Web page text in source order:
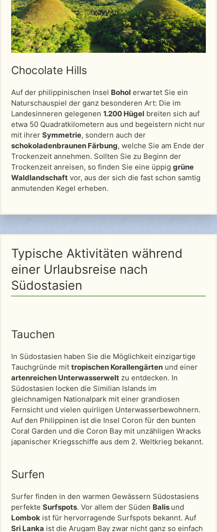
Chocolate Hills
Auf der philippinischen Insel Bohol erwartet Sie ein
Naturschauspiel der ganz besonderen Art: Die im
Landesinneren gelegenen 1.200 Hügel breiten sich auf
etwa 50 Quadratkilometern aus und begeistern nicht nur
mit ihrer Symmetrie, sondern auch der
schokoladenbraunen Färbung, welche Sie am Ende der
Trockenzeit annehmen. Sollten Sie zu Beginn der
Trockenzeit anreisen, so finden Sie eine üppig grüne
Waldlandschaft vor, aus der sich die fast schon samtig
anmutenden Kegel erheben.
Typische Aktivitäten während
einer Urlaubsreise nach
Südostasien
Tauchen
In Südostasien haben Sie die Möglichkeit einzigartige
Tauchgründe mit tropischen Korallengärten und einer
artenreichen Unterwasserwelt zu entdecken. In
Südostasien locken die Similian Islands im
gleichnamigen Nationalpark mit einer grandiosen
Fernsicht und vielen quirligen Unterwasserbewohnern.
Auf den Philippinen ist die Insel Coron für den bunten
Coral Garden und die Coron Bay mit unzähligen Wracks
japanischer Kriegsschiffe aus dem 2. Weltkrieg bekannt.
Surfen
Surfer finden in den warmen Gewässern Südostasiens
perfekte Surfspots. Vor allem der Süden Balis und
Lombok ist für hervorragende Surfspots bekannt. Auf
Sri Lanka ist die Arugam Bay zwar nicht ganz so einfach